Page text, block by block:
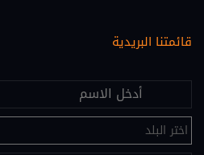
عقاري (30)
علم النفس (25)
تحكيم (24)
قائمتنا البريدية